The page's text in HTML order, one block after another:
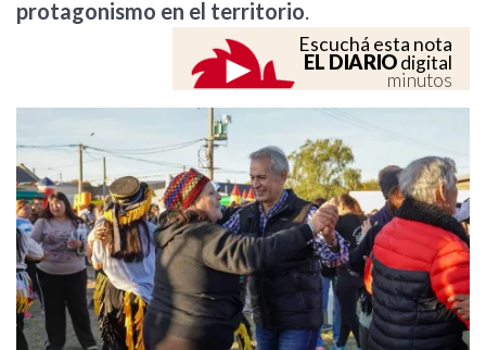
protagonismo en el territorio.
Escuchá esta nota
EL DIARIOdigital
minutos